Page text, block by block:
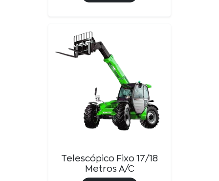
Telescópico Fixo 17/18
Metros A/c